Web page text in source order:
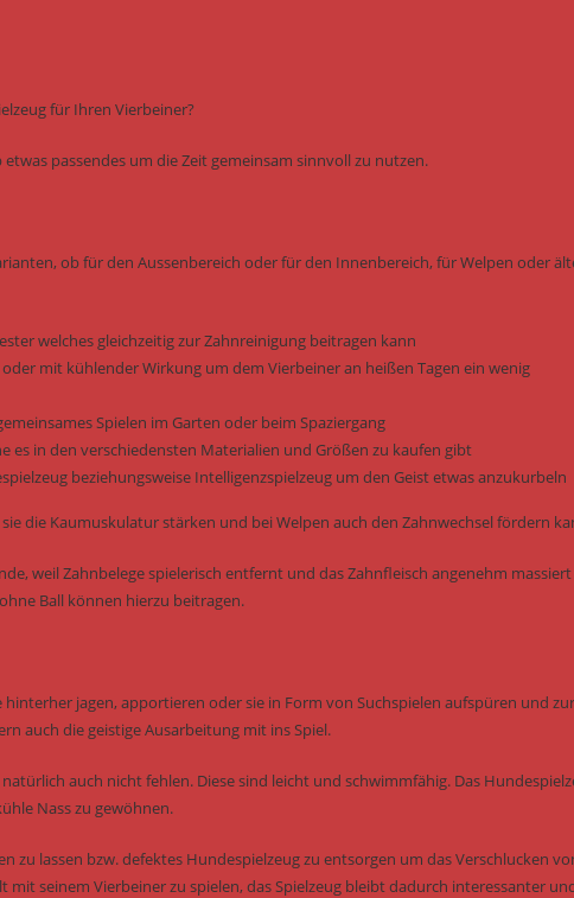
für Ihren Vierbeiner?
passendes um die Zeit gemeinsam sinnvoll zu nutzen.
ob für den Aussenbereich oder für den Innenbereich, für Welpen oder
welches gleichzeitig zur Zahnreinigung beitragen kann
mit kühlender Wirkung um dem Vierbeiner an heißen Tagen ein wenig
Spielen im Garten oder beim Spaziergang
es in den verschiedensten Materialien und Größen zu kaufen gibt
beziehungsweise Intelligenzspielzeug um den Geist etwas anzukurbeln
die Kaumuskulatur stärken und bei Welpen auch den Zahnwechsel fördern
weil Zahnbelege spielerisch entfernt und das Zahnfleisch angenehm massiert
Ball können hierzu beitragen.
jagen, apportieren oder sie in Form von Suchspielen aufspüren und
auch die geistige Ausarbeitung mit ins Spiel.
auch nicht fehlen. Diese sind leicht und schwimmfähig. Das
Nass zu gewöhnen.
zu lassen bzw. defektes Hundespielzeug zu entsorgen um das Verschlucken
mit seinem Vierbeiner zu spielen, das Spielzeug bleibt dadurch interessanter